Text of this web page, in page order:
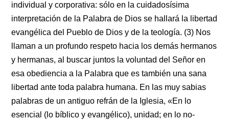
individual y corporativa: sólo en la cuidadosísima
interpretación de la Palabra de Dios se hallará la libertad
evangélica del Pueblo de Dios y de la teología. (3) Nos
llaman a un profundo respeto hacia los demás hermanos
y hermanas, al buscar juntos la voluntad del Señor en
esa obediencia a la Palabra que es también una sana
libertad ante toda palabra humana. En las muy sabias
palabras de un antiguo refrán de la Iglesia, «En lo
esencial (lo bíblico y evangélico), unidad; en lo no-